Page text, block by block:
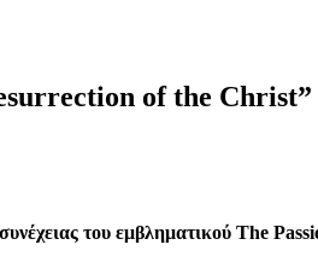
of the Christ”
συνέχειας του εμβληματικού The